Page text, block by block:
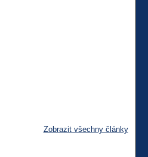
Zobrazit všechny články